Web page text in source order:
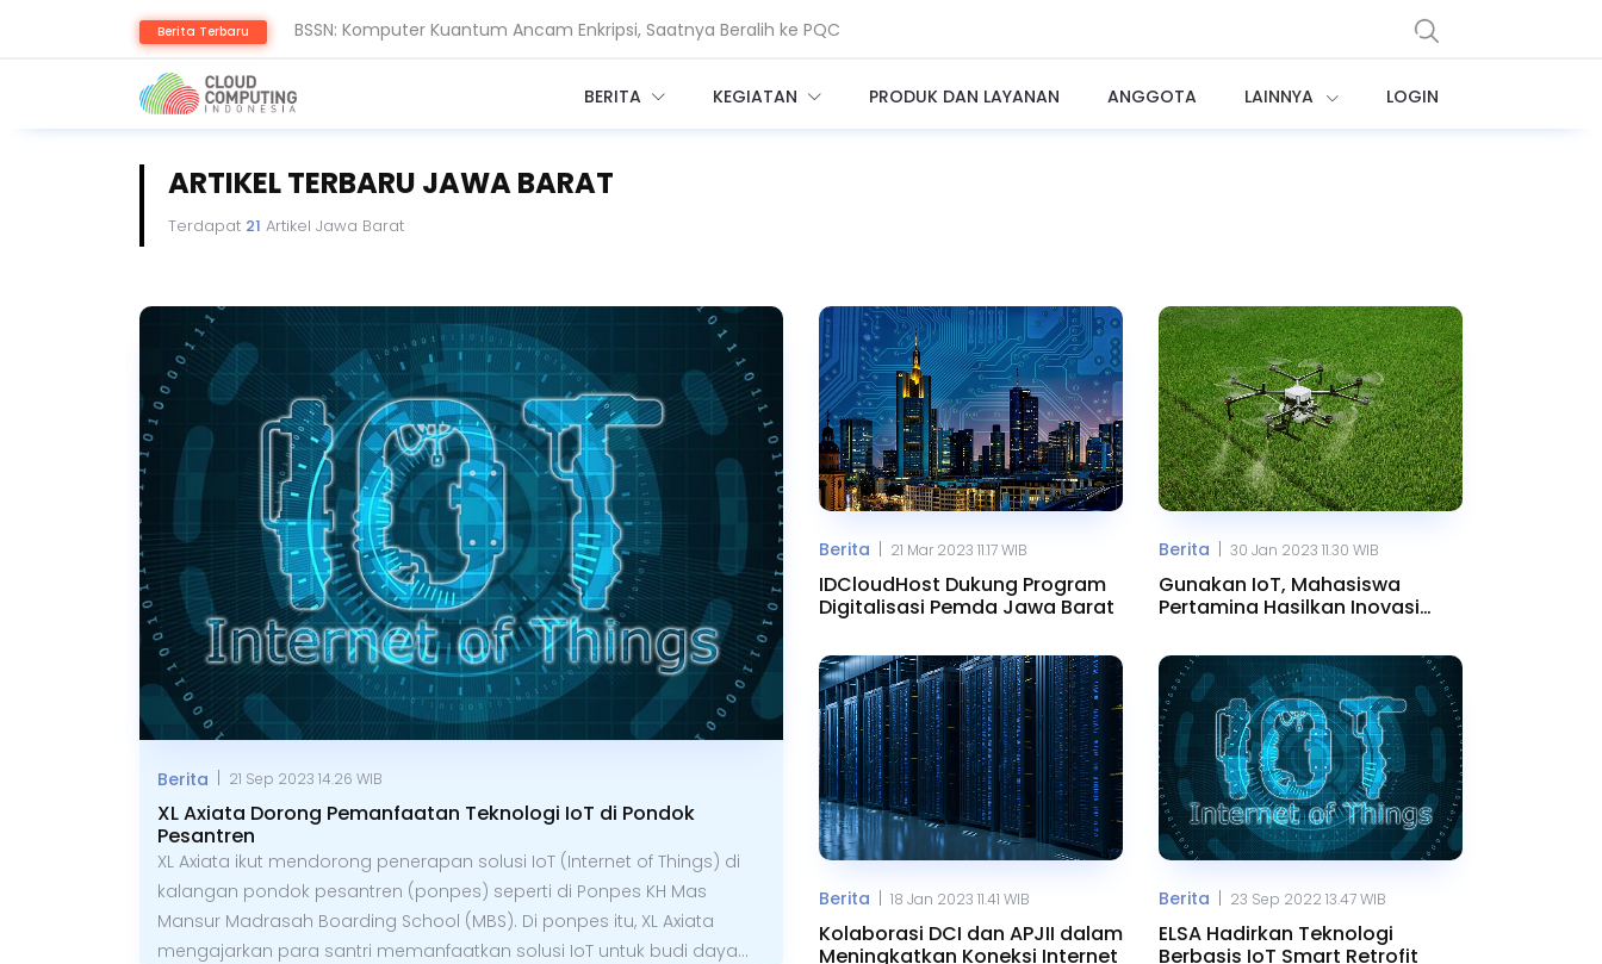
Berita Terbaru BSSN: Komputer Kuantum Ancam Enkripsi, Saatnya Beralih ke PQC
Serangan Siber Terkoordinasi Ganggu Layanan Air di Minnesota
BERITA KEGIATAN PRODUK DAN LAYANAN ANGGOTA LAINNYA LOGIN
ARTIKEL TERBARU JAWA BARAT
Terdapat 21 Artikel Jawa Barat
XL Axiata Dorong Pemanfaatan Teknologi IoT di Pondok
Pesantren
Berita 21 Sep 2023 14.26 WIB
XL Axiata ikut mendorong penerapan solusi IoT (Internet of Things) di
kalangan pondok pesantren (ponpes) seperti di Ponpes KH Mas
Mansur Madrasah Boarding School (MBS). Di ponpes itu, XL Axiata
mengajarkan para santri memanfaatkan solusi IoT untuk budi daya
Berita | 21 Mar 2023 11.17 WIB
IDCloudHost Dukung Program
Digitalisasi Pemda Jawa Barat
Berita | 30 Jan 2023 11.30 WIB
Gunakan IoT, Mahasiswa
Pertamina Hasilkan Inovasi
Berita | 18 Jan 2023 11.41 WIB
Kolaborasi DCI dan APJII dalam
Meningkatkan Koneksi Internet
Berita | 23 Sep 2022 13.47 WIB
ELSA Hadirkan Teknologi
Berbasis IoT Smart Retrofit